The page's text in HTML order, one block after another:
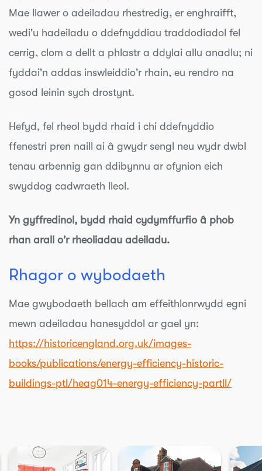
Mae llawer o adeiladau rhestredig, er enghraifft,
wedi'u hadeiladu o ddefnyddiau traddodiadol fel
cerrig, clom a dellt a phlastr a ddylai allu anadlu; ni
fyddai'n addas inswleiddio'r rhain, eu rendro na
gosod leinin sych drostynt.
Hefyd, fel rheol bydd rhaid i chi ddefnyddio
ffenestri pren naill ai â gwydr sengl neu wydr dwbl
tenau arbennig gan ddibynnu ar ofynion eich
swyddog cadwraeth lleol.
Yn gyffredinol, bydd rhaid cydymffurfio â phob
rhan arall o'r rheoliadau adeiladu.
Rhagor o wybodaeth
Mae gwybodaeth bellach am effeithlonrwydd egni
mewn adeiladau hanesyddol ar gael yn:
https://historicengland.org.uk/images-
books/publications/energy-efficiency-historic-
buildings-ptl/heag014-energy-efficiency-partll/